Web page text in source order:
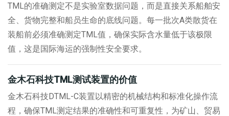
TML的准确测定不是实验室数据问题，而是直接关系船舶安
全、货物完整和船员生命的底线问题。每一批次A类散货在
装船前必须准确测定TML值，确保实际含水量低于该极限
值，这是国际海运的强制性安全要求。
金木石科技TML测试装置的价值
金木石科技DTML-C装置以精密的机械结构和标准化操作流
程，确保TML测定结果的准确性和可重复性，为矿山、贸易